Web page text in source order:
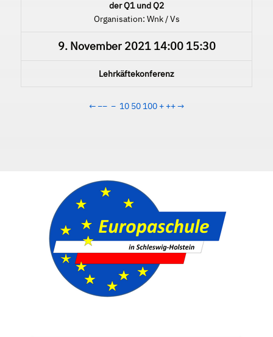
der Q1 und Q2
Organisation: Wnk / Vs
9. November 202114:00 15:30
Lehrkäftekonferenz
← −− − 10 50 100 + ++→